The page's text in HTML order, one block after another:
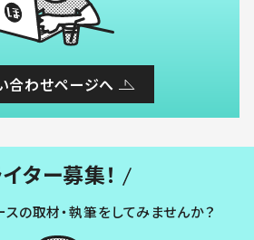
合わせページへ
ター募集！
の取材・執筆をしてみませんか？